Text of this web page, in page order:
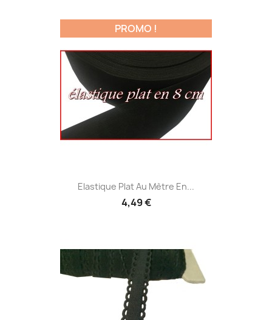
Elastique Plat Au Mètre En...
4,49 €
PROMO !